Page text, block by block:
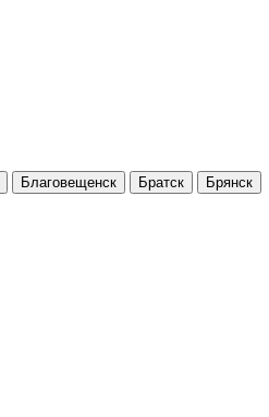
Благовещенск Братск Брянск